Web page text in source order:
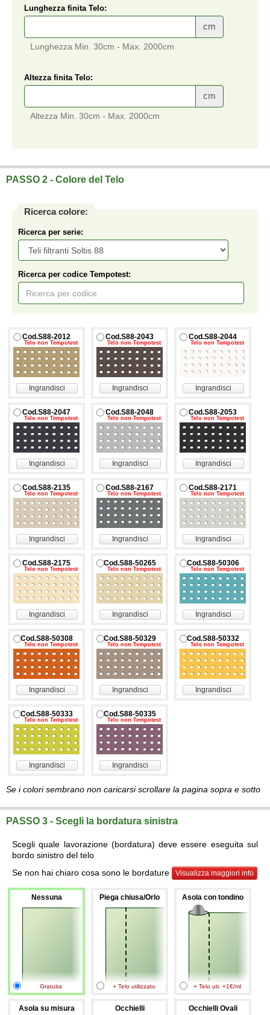
Lunghezza finita Telo:
cm
Lunghezza Min. 30cm - Max. 2000cm
Altezza finita Telo:
cm
Altezza Min. 30cm - Max. 2000cm
PASSO 2 - Colore del Telo
Ricerca colore:
Ricerca per serie:
Ricerca per codice Tempotest:
Cod.S88-2012
Telo non Tempotest
Ingrandisci
Cod.S88-2043
Telo non Tempotest
Ingrandisci
Cod.S88-2044
Telo non Tempotest
Ingrandisci
Cod.S88-2047
Telo non Tempotest
Ingrandisci
Cod.S88-2048
Telo non Tempotest
Ingrandisci
Cod.S88-2053
Telo non Tempotest
Ingrandisci
Cod.S88-2135
Telo non Tempotest
Ingrandisci
Cod.S88-2167
Telo non Tempotest
Ingrandisci
Cod.S88-2171
Telo non Tempotest
Ingrandisci
Cod.S88-2175
Telo non Tempotest
Ingrandisci
Cod.S88-50265
Telo non Tempotest
Ingrandisci
Cod.S88-50306
Telo non Tempotest
Ingrandisci
Cod.S88-50308
Telo non Tempotest
Ingrandisci
Cod.S88-50329
Telo non Tempotest
Ingrandisci
Cod.S88-50332
Telo non Tempotest
Ingrandisci
Cod.S88-50333
Telo non Tempotest
Ingrandisci
Cod.S88-50335
Telo non Tempotest
Ingrandisci
Se i colori sembrano non caricarsi scrollare la pagina sopra e sotto
PASSO 3 - Scegli la bordatura sinistra
Scegli quale lavorazione (bordatura) deve essere eseguita sul
bordo sinistro del telo
Se non hai chiaro cosa sono le bordature
Visualizza maggiori info
Nessuna
Gratuita
Piega chiusa/Orlo
+ Telo utilizzato
Asola con tondino
+ Telo uti. +1€/ml
Asola su misura Occhielli Occhielli Ovali